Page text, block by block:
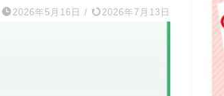
2026年5月16日 / 2026年7月13日